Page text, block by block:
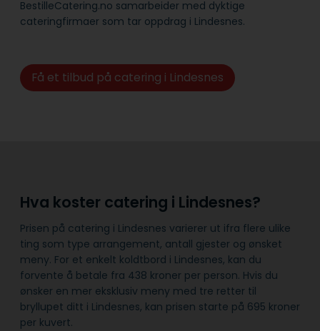
BestilleCatering.no samarbeider med dyktige
cateringfirmaer som tar oppdrag i Lindesnes.
Få et tilbud på catering i Lindesnes
Hva koster catering i Lindesnes?
Prisen på catering i Lindesnes varierer ut ifra flere ulike
ting som type arrangement, antall gjester og ønsket
meny. For et enkelt koldtbord i Lindesnes, kan du
forvente å betale fra 438 kroner per person. Hvis du
ønsker en mer eksklusiv meny med tre retter til
bryllupet ditt i Lindesnes, kan prisen starte på 695 kroner
per kuvert.